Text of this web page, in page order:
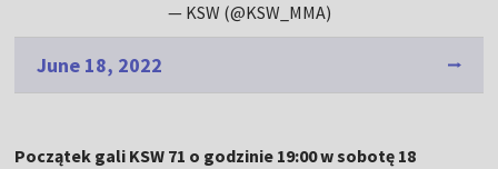
— KSW (@KSW_MMA)
June 18, 2022
Początek gali KSW 71 o godzinie 19:00 w sobotę 18